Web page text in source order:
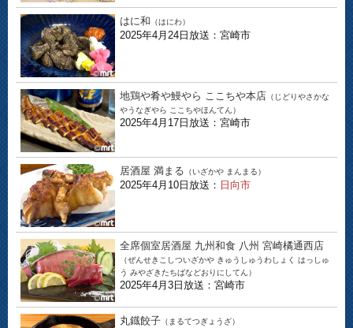
はに和 （はにわ）
2025年4月24日放送：宮崎市
地鶏や肴や鰻やら ここちや本店 （じどりやさかな
やうなぎやら ここちやほんてん）
2025年4月17日放送：宮崎市
居酒屋 満まる （いざかや まんまる）
2025年4月10日放送： 日向市
全席個室居酒屋 九州和食 八州 宮崎橘通西店
（ぜんせきこしついざかや きゅうしゅうわしょく はっしゅ
う みやざきたちばなどおりにしてん）
2025年4月3日放送：宮崎市
丸鐡餃子 （まるてつぎょうざ）